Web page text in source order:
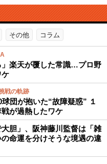
その他 コラム
」楽天が覆した常識…プロ野
ケ
戦の軌跡
団が抱いた“故障疑惑” １
が過熱したワケ
胆」、阪神藤川監督は「雑
命運を分けそうな境遇の違